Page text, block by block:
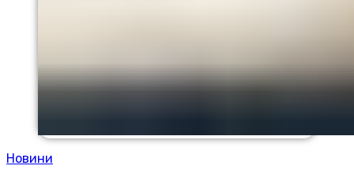
Новини